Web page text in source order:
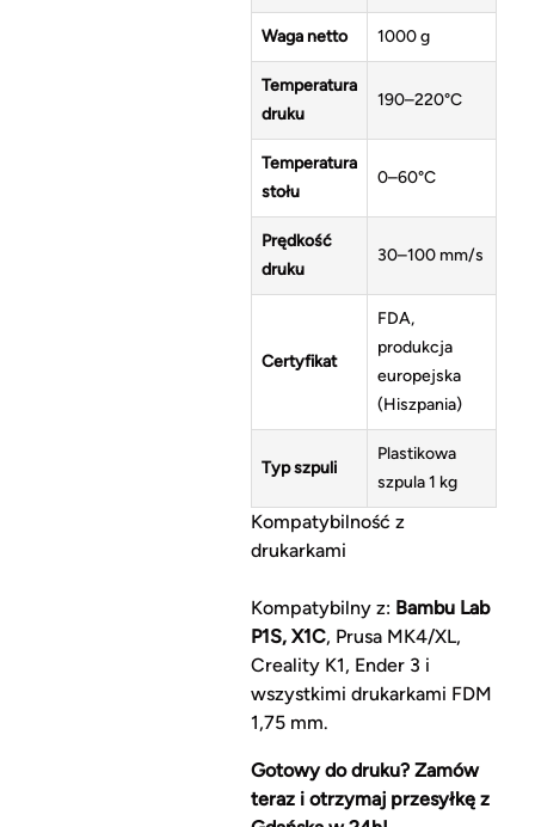
Waga netto 1000 g
Temperatura
druku
190–220°C
Temperatura
stołu
0–60°C
Prędkość
druku
30–100 mm/s
Certyfikat
FDA,
produkcja
europejska
(Hiszpania)
Typ szpuli
Plastikowa
szpula 1 kg
Kompatybilność z
drukarkami
Kompatybilny z: Bambu Lab
P1S, X1C, Prusa MK4/XL,
Creality K1, Ender 3 i
wszystkimi drukarkami FDM
1,75 mm.
Gotowy do druku? Zamów
teraz i otrzymaj przesyłkę z